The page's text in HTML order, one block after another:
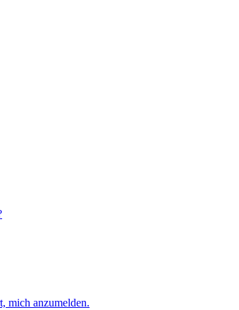
mich anzumelden.